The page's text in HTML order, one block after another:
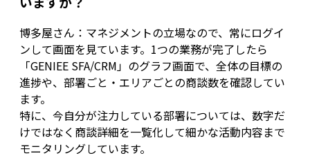
博多屋さん：マネジメントの立場なので、常にログイ
ンして画面を見ています。1つの業務が完了したら
「GENIEE SFA/CRM」のグラフ画面で、全体の目標の
進捗や、部署ごと・エリアごとの商談数を確認してい
ます。
特に、今自分が注力している部署については、数字だ
けではなく商談詳細を一覧化して細かな活動内容まで
モニタリングしています。